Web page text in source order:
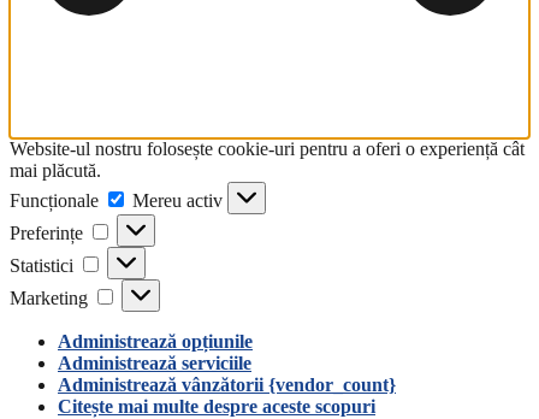
Website-ul nostru folosește cookie-uri pentru a oferi o experiență cât
mai plăcută.
Funcționale
Funcționale
Mereu activ
Preferințe
Preferințe
Statistici
Statistici
Marketing
Marketing
Administrează opțiunile
Administrează serviciile
Administrează vânzătorii {vendor_count}
Citește mai multe despre aceste scopuri